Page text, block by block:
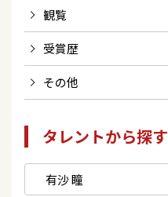
観覧
受賞歴
その他
タレントから探す